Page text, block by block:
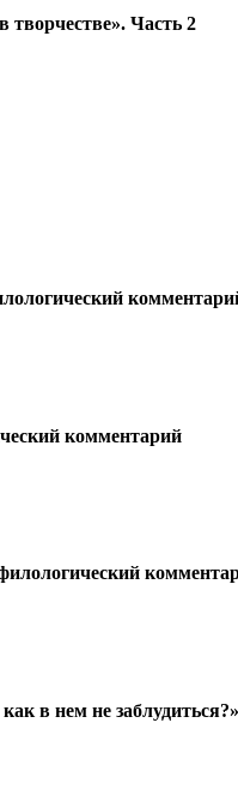
творчестве». Часть 2
комментарий
в нем не